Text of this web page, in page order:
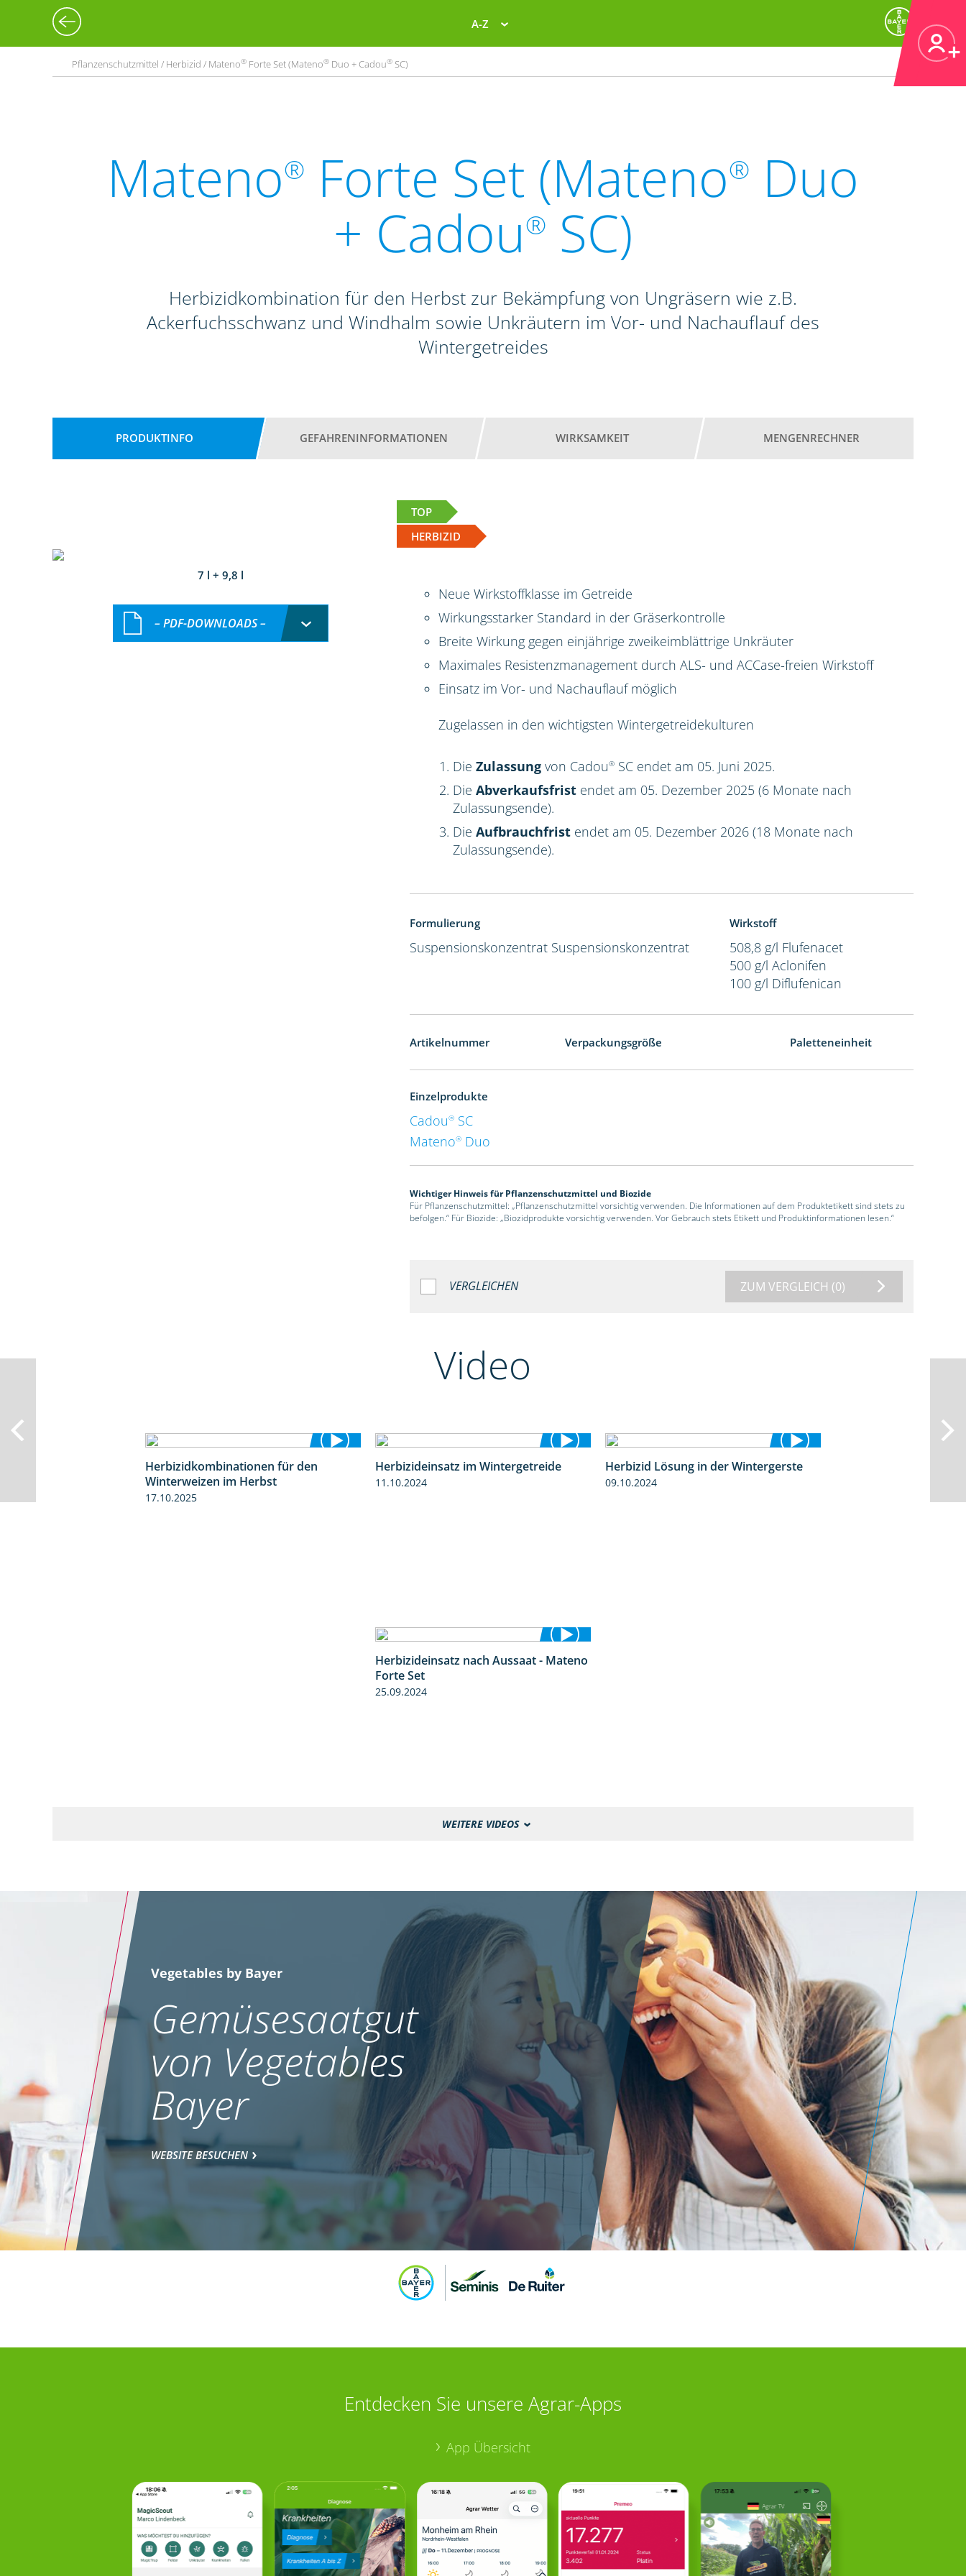
A-Z
Pflanzenschutzmittel / Herbizid / Mateno® Forte Set (Mateno® Duo + Cadou® SC)
Mateno® Forte Set (Mateno® Duo
+ Cadou® SC)
Herbizidkombination für den Herbst zur Bekämpfung von Ungräsern wie z.B.
Ackerfuchsschwanz und Windhalm sowie Unkräutern im Vor- und Nachauflauf des
Wintergetreides
PRODUKTINFO GEFAHRENINFORMATIONEN WIRKSAMKEIT MENGENRECHNER
TOP
HERBIZID
7 l + 9,8 l
– PDF-DOWNLOADS –
Neue Wirkstoffklasse im Getreide
Wirkungsstarker Standard in der Gräserkontrolle
Breite Wirkung gegen einjährige zweikeimblättrige Unkräuter
Maximales Resistenzmanagement durch ALS- und ACCase-freien Wirkstoff
Einsatz im Vor- und Nachauflauf möglich
Zugelassen in den wichtigsten Wintergetreidekulturen
DieZulassung von Cadou® SC endet am 05. Juni 2025.
DieAbverkaufsfrist endet am 05. Dezember 2025 (6 Monate nach
Zulassungsende).
DieAufbrauchfrist endet am 05. Dezember 2026 (18 Monate nach
Zulassungsende).
Formulierung
Suspensionskonzentrat Suspensionskonzentrat
Wirkstoff
508,8 g/l Flufenacet
500 g/l Aclonifen
100 g/l Diflufenican
Artikelnummer Verpackungsgröße Paletteneinheit
Einzelprodukte
Cadou® SC
Mateno® Duo
Wichtiger Hinweis für Pflanzenschutzmittel und Biozide
Für Pflanzenschutzmittel: „Pflanzenschutzmittel vorsichtig verwenden. Die Informationen auf dem Produktetikett sind stets zu
befolgen.“ Für Biozide: „Biozidprodukte vorsichtig verwenden. Vor Gebrauch stets Etikett und Produktinformationen lesen.“
VERGLEICHEN ZUM VERGLEICH (0)
Video
Herbizidkombinationen für den
Winterweizen im Herbst
17.10.2025
2:32
Herbizideinsatz im Wintergetreide
11.10.2024
1:29
Herbizid Lösung in der Wintergerste
09.10.2024
1:14
Herbizideinsatz nach Aussaat - Mateno
Forte Set
25.09.2024
WEITERE VIDEOS
Vegetables by Bayer
Gemüsesaatgut
von Vegetables
Bayer
WEBSITE BESUCHEN
Entdecken Sie unsere Agrar-Apps
App Übersicht